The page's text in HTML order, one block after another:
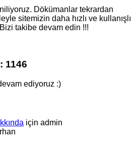
Dökümanlar tekrardan
sitemizin daha hızlı ve kullanışlı
takibe devam edin !!!
1146
ediyoruz :)
için admin